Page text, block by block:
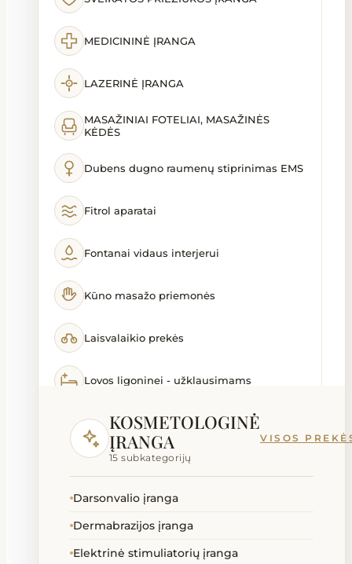
MEDICININĖ ĮRANGA
LAZERINĖ ĮRANGA
MASAŽINIAI FOTELIAI, MASAŽINĖS
KĖDĖS
Dubens dugno raumenų stiprinimas EMS
Fitrol aparatai
Fontanai vidaus interjerui
Kūno masažo priemonės
Laisvalaikio prekės
Lovos ligoninei - užklausimams
Lovos slaugai ir ligoninei
Masažinės lovos
Masažiniai akmenys priedai
Masažo stalai kėdės gultai
KOSMETOLOGINĖ
ĮRANGA
15 subkategorijų
VISOS
Darsonvalio įranga
Dermabrazijos įranga
Elektrinė stimuliatorių įranga